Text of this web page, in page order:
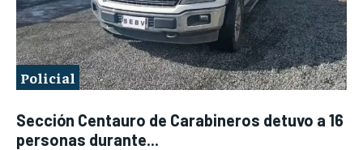
Policial
Sección Centauro de Carabineros detuvo a 16
personas durante...